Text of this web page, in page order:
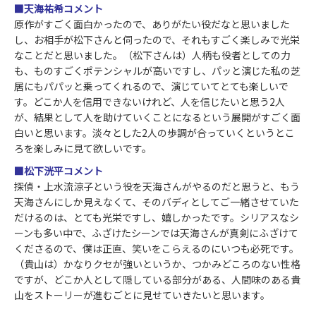
■天海祐希コメント
原作がすごく面白かったので、ありがたい役だなと思いました
し、お相手が松下さんと伺ったので、それもすごく楽しみで光栄
なことだと思いました。（松下さんは）人柄も役者としての力
も、ものすごくポテンシャルが高いですし、パッと演じた私の芝
居にもパパッと乗ってくれるので、演じていてとても楽しいで
す。どこか人を信用できないけれど、人を信じたいと思う2人
が、結果として人を助けていくことになるという展開がすごく面
白いと思います。淡々とした2人の歩調が合っていくというとこ
ろを楽しみに見て欲しいです。
■松下洸平コメント
探偵・上水流涼子という役を天海さんがやるのだと思うと、もう
天海さんにしか見えなくて、そのバディとしてご一緒させていた
だけるのは、とても光栄ですし、嬉しかったです。シリアスなシ
ーンも多い中で、ふざけたシーンでは天海さんが真剣にふざけて
くださるので、僕は正直、笑いをこらえるのにいつも必死です。
（貴山は）かなりクセが強いというか、つかみどころのない性格
ですが、どこか人として隠している部分がある、人間味のある貴
山をストーリーが進むごとに見せていきたいと思います。